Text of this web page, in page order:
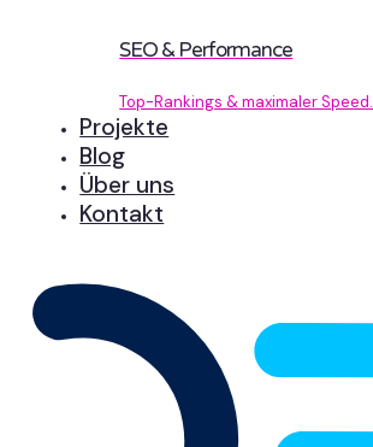
SEO & Performance
Top-Rankings & maximaler Speed.
Projekte
Blog
Über uns
Kontakt